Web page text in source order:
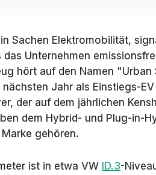
Sachen Elektromobilität,
das Unternehmen
hört auf den Namen "Urban
Jahr als Einstiegs-
der auf dem jährlichen
dem Hybrid- und Plug-in-
gehören.
ist in etwa VW ID.3-